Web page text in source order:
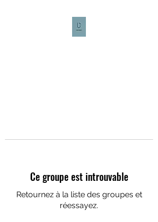
Ce groupe est introuvable
Retournez à la liste des groupes et
réessayez.